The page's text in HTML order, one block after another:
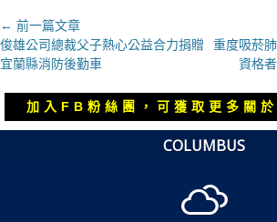
文
章
導
覽
← 前一篇文章
上
一
章：
俊雄公司總裁父子熱心公益合力捐贈
宜蘭縣消防後勤車
下
文
章：
重度吸菸
資格
加入FB粉絲團，可獲取更多關於
COLUMBUS